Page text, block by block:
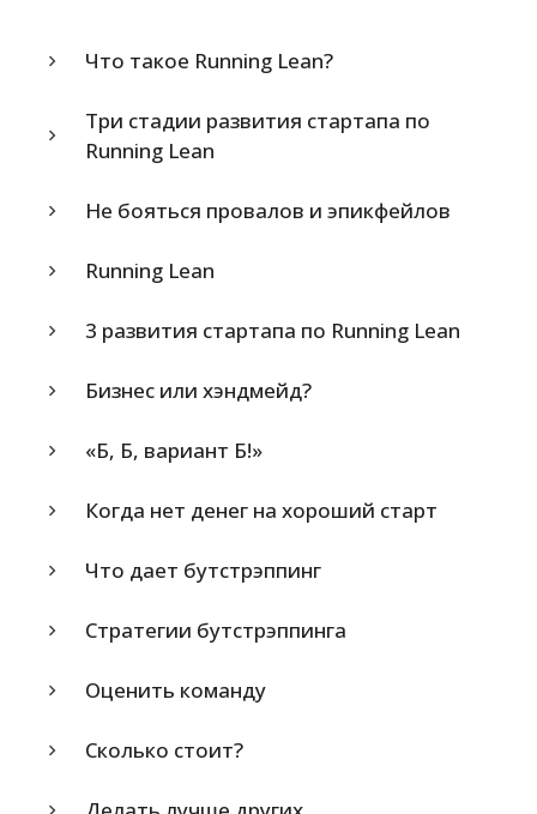
Что такое Running Lean?
Три стадии развития стартапа по
Running Lean
Не бояться провалов и эпикфейлов
Running Lean
3 развития стартапа по Running Lean
Бизнес или хэндмейд?
«Б, Б, вариант Б!»
Когда нет денег на хороший старт
Что дает бутстрэппинг
Стратегии бутстрэппинга
Оценить команду
Сколько стоит?